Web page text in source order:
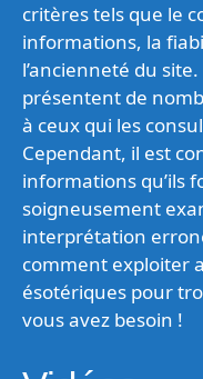
critères tels que le
informations, la
l’ancienneté du
présentent de
à ceux qui les
Cependant, il est
informations qu’ils
soigneusement
interprétation
comment exploiter
ésotériques pour
vous avez besoin !